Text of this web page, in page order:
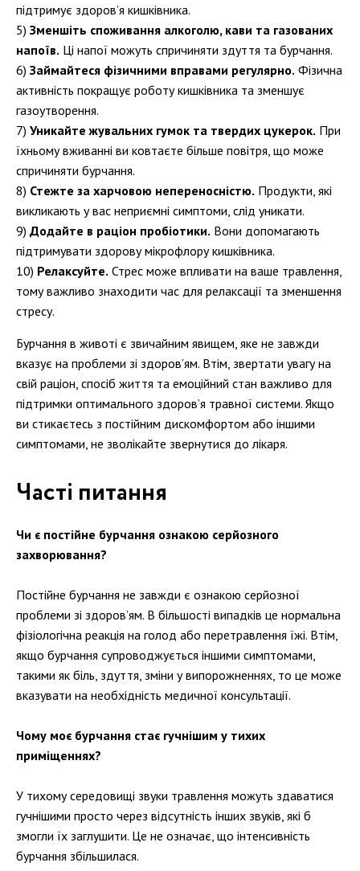
підтримує здоров’я кишківника.
Зменшіть споживання алкоголю, кави та газованих
напоїв. Ці напої можуть спричиняти здуття та бурчання.
Займайтеся фізичними вправами регулярно. Фізична
активність покращує роботу кишківника та зменшує
газоутворення.
Уникайте жувальних гумок та твердих цукерок. При
їхньому вживанні ви ковтаєте більше повітря, що може
спричиняти бурчання.
Стежте за харчовою непереносністю. Продукти, які
викликають у вас неприємні симптоми, слід уникати.
Додайте в раціон пробіотики. Вони допомагають
підтримувати здорову мікрофлору кишківника.
Релаксуйте. Стрес може впливати на ваше травлення,
тому важливо знаходити час для релаксації та зменшення
стресу.
Бурчання в животі є звичайним явищем, яке не завжди
вказує на проблеми зі здоров’ям. Втім, звертати увагу на
свій раціон, спосіб життя та емоційний стан важливо для
підтримки оптимального здоров’я травної системи. Якщо
ви стикаєтесь з постійним дискомфортом або іншими
симптомами, не зволікайте звернутися до лікаря.
Часті питання
Чи є постійне бурчання ознакою серйозного
захворювання?
Постійне бурчання не завжди є ознакою серйозної
проблеми зі здоров’ям. В більшості випадків це нормальна
фізіологічна реакція на голод або перетравлення їжі. Втім,
якщо бурчання супроводжується іншими симптомами,
такими як біль, здуття, зміни у випорожненнях, то це може
вказувати на необхідність медичної консультації.
Чому моє бурчання стає гучнішим у тихих
приміщеннях?
У тихому середовищі звуки травлення можуть здаватися
гучнішими просто через відсутність інших звуків, які б
змогли їх заглушити. Це не означає, що інтенсивність
бурчання збільшилася.